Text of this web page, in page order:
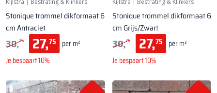
Stonique trommel dikformaat 6
cm Antraciet
30,75 27,75
per m²
Je bespaart 10%
Stonique trommel dikformaat 6
cm Grijs/Zwart
30,75 27,75
per m²
Je bespaart 10%